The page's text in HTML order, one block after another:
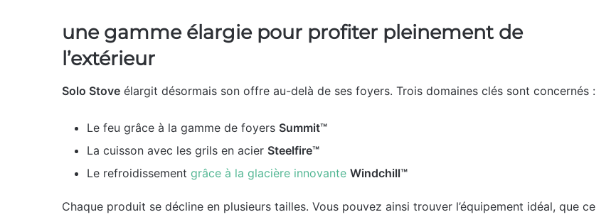
une gamme élargie pour profiter pleinement de
l’extérieur
Solo Stove élargit désormais son offre au-delà de ses foyers. Trois domaines clés sont concernés :
Le feu grâce à la gamme de foyers Summit™
La cuisson avec les grils en acier Steelfire™
Le refroidissement grâce à la glacière innovante Windchill™
Chaque produit se décline en plusieurs tailles. Vous pouvez ainsi trouver l’équipement idéal, que ce